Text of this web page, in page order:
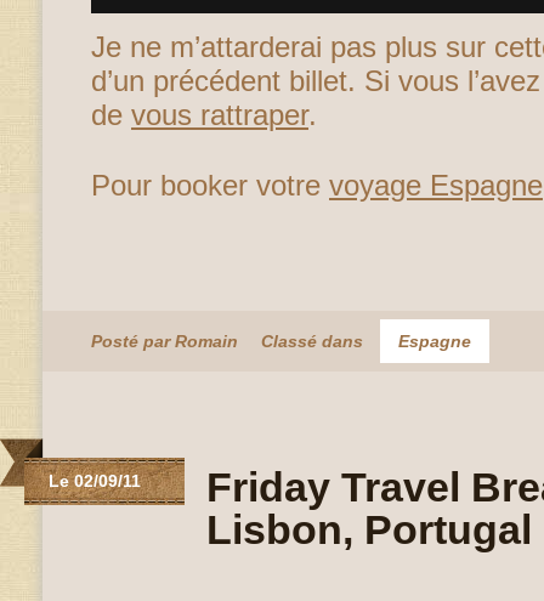
Je ne m’attarderai pas plus sur
d’un précédent billet. Si vous
de vous rattraper.
Pour booker votre voyage Espagne
Posté par Romain Classé dans Espagne
Le 02/09/11
Friday Travel
Lisbon, Portugal